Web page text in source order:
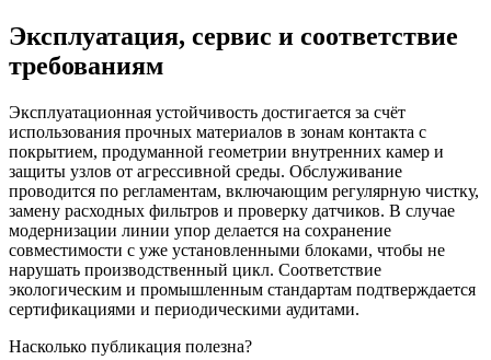
Эксплуатация, сервис и соответствие
требованиям
Эксплуатационная устойчивость достигается за счёт
использования прочных материалов в зонам контакта с
покрытием, продуманной геометрии внутренних камер и
защиты узлов от агрессивной среды. Обслуживание
проводится по регламентам, включающим регулярную чистку,
замену расходных фильтров и проверку датчиков. В случае
модернизации линии упор делается на сохранение
совместимости с уже установленными блоками, чтобы не
нарушать производственный цикл. Соответствие
экологическим и промышленным стандартам подтверждается
сертификациями и периодическими аудитами.
Насколько публикация полезна?